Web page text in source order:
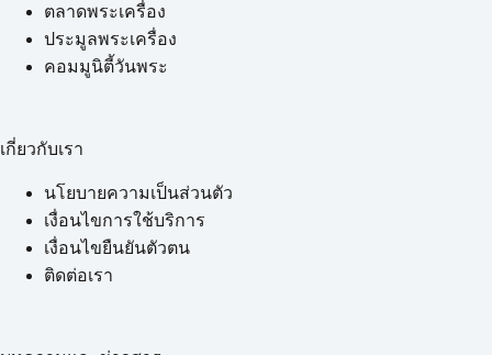
ตลาดพระเครื่อง
ประมูลพระเครื่อง
คอมมูนิตี้วันพระ
เกี่ยวกับเรา
นโยบายความเป็นส่วนตัว
เงื่อนไขการใช้บริการ
เงื่อนไขยืนยันตัวตน
ติดต่อเรา